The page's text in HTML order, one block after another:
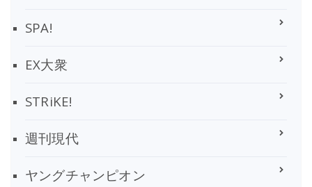
SPA!
EX大衆
STRiKE!
週刊現代
ヤングチャンピオン